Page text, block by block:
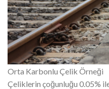
Orta Karbonlu Çelik Örneği
Çeliklerin çoğunluğu 0.05%